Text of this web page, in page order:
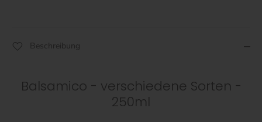
Beschreibung
Balsamico - verschiedene Sorten -
250ml